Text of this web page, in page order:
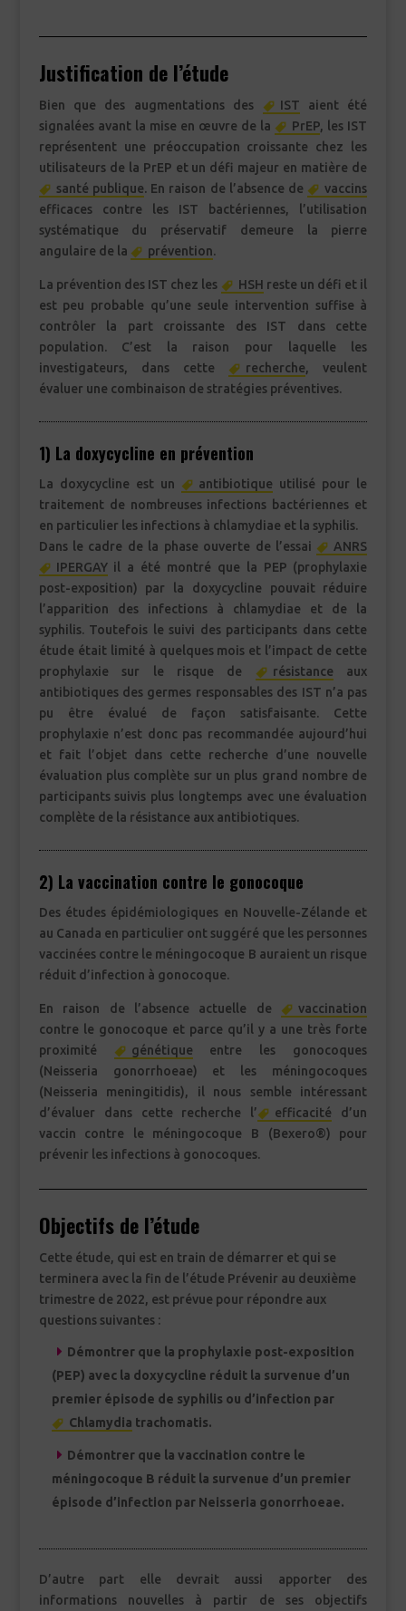
Justification de l’étude
Bien que des augmentations des IST aient été
signalées avant la mise en œuvre de la
PrEP, les IST
représentent une préoccupation croissante chez les
utilisateurs de la PrEP et un défi majeur en matière de
santé publique. En raison de l’absence de
vaccins
efficaces contre les IST bactériennes, l’utilisation
systématique du préservatif demeure la pierre
angulaire de la
prévention.
La prévention des IST chez les HSH reste un défi et il
est peu probable qu’une seule intervention suffise à
contrôler la part croissante des IST dans cette
population. C’est la raison pour laquelle les
investigateurs, dans cette
recherche, veulent
évaluer une combinaison de stratégies préventives.
1) La doxycycline en prévention
La doxycycline est un antibiotique utilisé pour le
traitement de nombreuses infections bactériennes et
en particulier les infections à chlamydiae et la syphilis.
Dans le cadre de la phase ouverte de l’essai
ANRS
IPERGAYil a été montré que la PEP (prophylaxie
post-exposition) par la doxycycline pouvait réduire
l’apparition des infections à chlamydiae et de la
syphilis. Toutefois le suivi des participants dans cette
étude était limité à quelques mois et l’impact de cette
prophylaxie sur le risque de
résistance aux
antibiotiques des germes responsables des IST n’a pas
pu être évalué de façon satisfaisante. Cette
prophylaxie n’est donc pas recommandée aujourd’hui
et fait l’objet dans cette recherche d’une nouvelle
évaluation plus complète sur un plus grand nombre de
participants suivis plus longtemps avec une évaluation
complète de la résistance aux antibiotiques.
2) La vaccination contre le gonocoque
Des études épidémiologiques en Nouvelle-Zélande et
au Canada en particulier ont suggéré que les personnes
vaccinées contre le méningocoque B auraient un risque
réduit d’infection à gonocoque.
En raison de l’absence actuelle de
vaccination
contre le gonocoque et parce qu’il y a une très forte
proximité
génétique entre les gonocoques
(Neisseria gonorrhoeae) et les méningocoques
(Neisseria meningitidis), il nous semble intéressant
d’évaluer dans cette recherche l’
efficacité d’un
vaccin contre le méningocoque B (Bexero®) pour
prévenir les infections à gonocoques.
Objectifs de l’étude
Cette étude, qui est en train de démarrer et qui se
terminera avec la fin de l’étude Prévenir au deuxième
trimestre de 2022, est prévue pour répondre aux
questions suivantes :
Démontrer que la prophylaxie post-exposition
(PEP) avec la doxycycline réduit la survenue d’un
premier épisode de syphilis ou d’infection par
Chlamydia trachomatis.
Démontrer que la vaccination contre le
méningocoque B réduit la survenue d’un premier
épisode d’infection par Neisseria gonorrhoeae.
D’autre part elle devrait aussi apporter des
informations nouvelles à partir de ses objectifs